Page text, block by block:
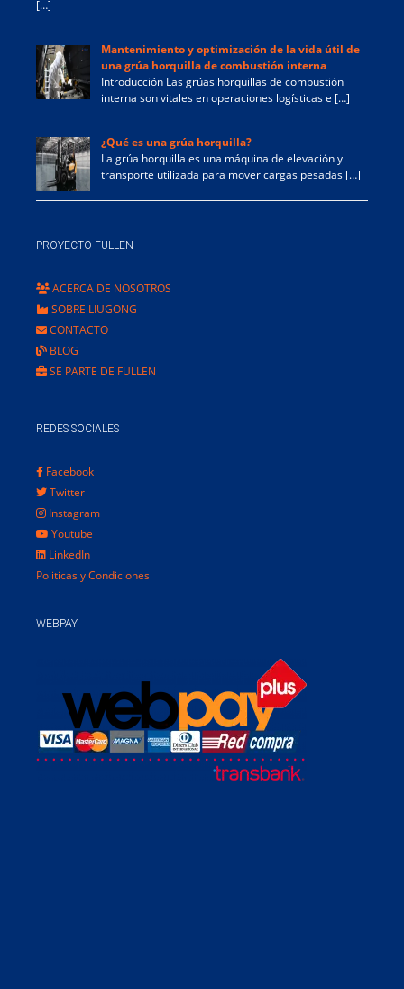
[…]
Mantenimiento y optimización de la vida útil de
una grúa horquilla de combustión interna
Introducción Las grúas horquillas de combustión
interna son vitales en operaciones logísticas e […]
¿Qué es una grúa horquilla?
La grúa horquilla es una máquina de elevación y
transporte utilizada para mover cargas pesadas […]
PROYECTO FULLEN
ACERCA DE NOSOTROS
SOBRE LIUGONG
CONTACTO
BLOG
SE PARTE DE FULLEN
REDES SOCIALES
Facebook
Twitter
Instagram
Youtube
LinkedIn
Politicas y Condiciones
WEBPAY